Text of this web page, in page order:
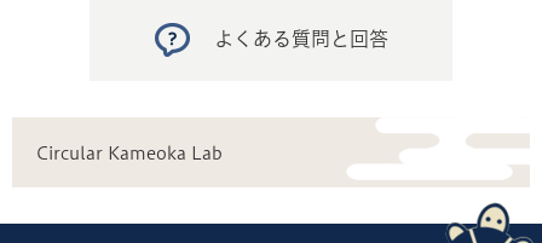
よくある質問と回答
Circular Kameoka Lab